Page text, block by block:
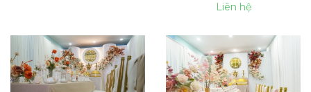
Liên hệ